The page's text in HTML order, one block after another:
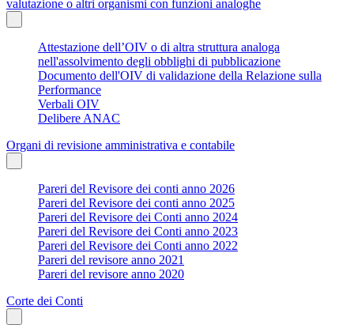
valutazione o altri organismi con funzioni analoghe
Attestazione dell’OIV o di altra struttura analoga
nell'assolvimento degli obblighi di pubblicazione
Documento dell'OIV di validazione della Relazione sulla
Performance
Verbali OIV
Delibere ANAC
Organi di revisione amministrativa e contabile
Pareri del Revisore dei conti anno 2026
Pareri del Revisore dei conti anno 2025
Pareri del Revisore dei Conti anno 2024
Pareri del Revisore dei Conti anno 2023
Pareri del Revisore dei Conti anno 2022
Pareri del revisore anno 2021
Pareri del revisore anno 2020
Corte dei Conti